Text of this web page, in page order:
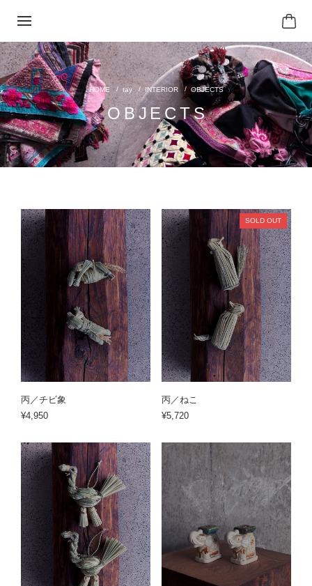
tay INTERIOR OBJECTS
OBJECTS
丙／チビ象
¥4,950
SOLD OUT
丙／ねこ
¥5,720